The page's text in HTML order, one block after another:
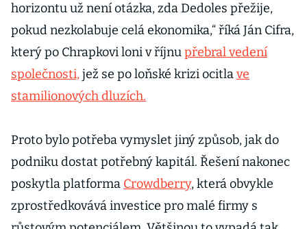
horizontu už není otázka, zda Dedoles přežije,
pokud nezkolabuje celá ekonomika,“ říká Ján Cifra,
který po Chrapkovi loni v říjnupřebral vedení
společnosti,jež se po loňské krizi ocitlave
stamilionových dluzích.
Proto bylo potřeba vymyslet jiný způsob, jak do
podniku dostat potřebný kapitál. Řešení nakonec
poskytla platforma Crowdberry, která obvykle
zprostředkovává investice pro malé firmy s